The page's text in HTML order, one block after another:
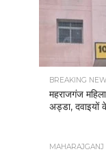
BREAKING
महराजगंज
अड्डा, दवाइयों
MAHARAJGANJ